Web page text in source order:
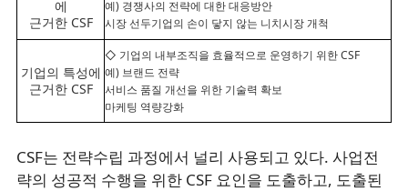
에
근거한 CSF
예) 경쟁사의 전략에 대한 대응방안
시장 선두기업의 손이 닿지 않는 니치시장 개척
기업의 특성에
근거한 CSF
◇ 기업의 내부조직을 효율적으로 운영하기 위한 CSF
예) 브랜드 전략
서비스 품질 개선을 위한 기술력 확보
마케팅 역량강화
CSF는 전략수립 과정에서 널리 사용되고 있다. 사업전
략의 성공적 수행을 위한 CSF 요인을 도출하고, 도출된